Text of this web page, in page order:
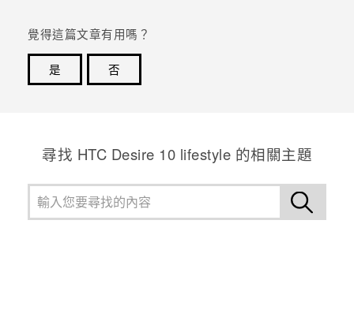
覺得這篇文章有用嗎？
是
否
尋找 HTC Desire 10 lifestyle 的相關主題